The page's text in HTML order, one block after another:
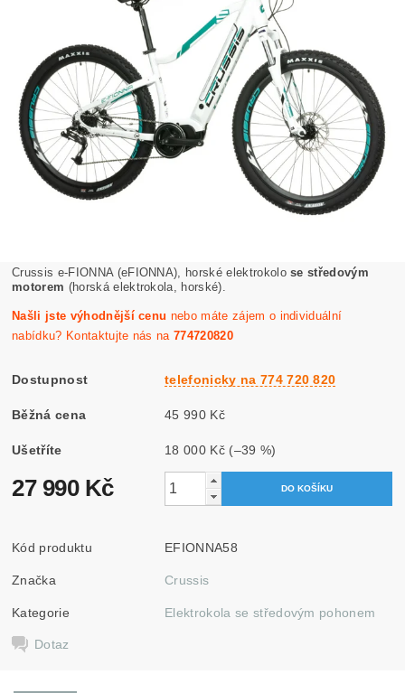
Crussis e-FIONNA (eFIONNA), horské elektrokolose středovým
motorem (horská elektrokola, horské).
Našli jste výhodnější cenu nebo máte zájem o individuální
nabídku? Kontaktujte nás na774720820
Dostupnost telefonicky na 774 720 820
Běžná cena 45 990 Kč
Ušetříte 18 000 Kč (–39 %)
27 990 Kč
Kód produktu EFIONNA58
Značka Crussis
Kategorie Elektrokola se středovým pohonem
Dotaz